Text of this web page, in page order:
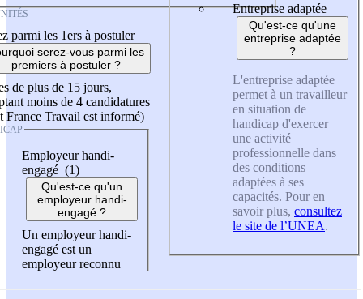
parmi les 1ers à postuler
serez-vous parmi les
premiers à postuler ?
de plus de 15 jours,
moins de 4 candidatures
France Travail est informé)
Employeur handi-
engagé (1)
Qu'est-ce qu'un
employeur handi-
engagé ?
Un employeur handi-
engagé est un
employeur reconnu
Entreprise adaptée
Qu'est-ce qu'une
entreprise adaptée
?
L'entreprise adaptée
permet à un travailleur
en situation de
handicap d'exercer
une activité
professionnelle dans
des conditions
adaptées à ses
capacités. Pour en
savoir plus, consultez
le site de l’UNEA.